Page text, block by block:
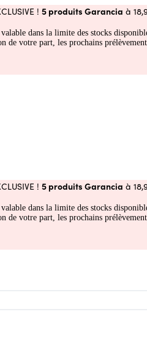
! 5 produits Garancia à
dans la limite des stocks
votre part, les prochains
! 5 produits Garancia à
dans la limite des stocks
votre part, les prochains